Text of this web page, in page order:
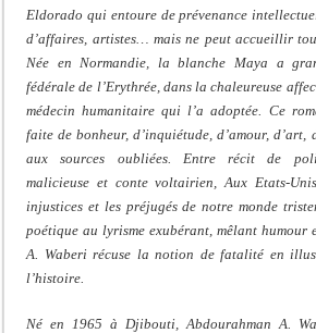
Eldorado qui entoure de prévenance
d’affaires, artistes… mais ne peut accueillir
Née en Normandie, la blanche Maya a
fédérale de l’Erythrée, dans la chaleureuse
médecin humanitaire qui l’a adoptée. Ce
faite de bonheur, d’inquiétude, d’amour,
aux sources oubliées. Entre récit de
malicieuse et conte voltairien, Aux Etats-
injustices et les préjugés de notre monde
poétique au lyrisme exubérant, mêlant humour
A. Waberi récuse la notion de fatalité en
l’histoire.
Né en 1965 à Djibouti, Abdourahman A.